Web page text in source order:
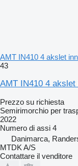
AMT IN410 4 akslet
43
AMT IN410 4 akslet
Prezzo su richiesta
Semirimorchio per
2022
Numero di assi 4
Danimarca,
MTDK A/S
Contattare il venditore